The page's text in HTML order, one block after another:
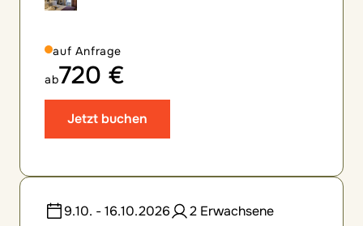
auf Anfrage
ab720 €
Jetzt buchen
9.10. - 16.10.2026 2 Erwachsene